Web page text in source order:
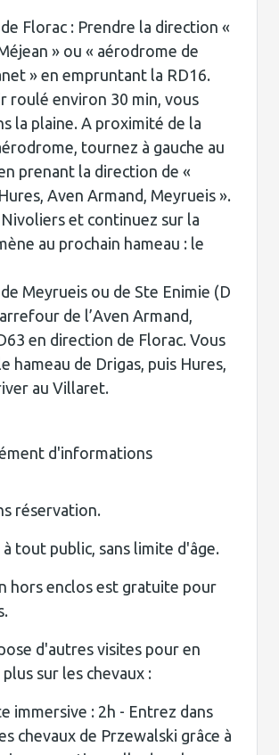
Florac : Prendre la direction «
» ou « aérodrome de
» en empruntant la RD16.
roulé environ 30 min, vous
la plaine. A proximité de la
tournez à gauche au
prenant la direction de «
Aven Armand, Meyrueis ».
et continuez sur la
au prochain hameau : le
Meyrueis ou de Ste Enimie (D
de l’Aven Armand,
en direction de Florac. Vous
hameau de Drigas, puis Hures,
au Villaret.
d'informations
réservation.
à tout public, sans limite d'âge.
hors enclos est gratuite pour
d'autres visites pour en
sur les chevaux :
immersive : 2h - Entrez dans
chevaux de Przewalski grâce à